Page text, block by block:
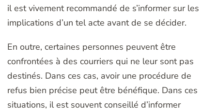
il est vivement recommandé de s’informer sur les
implications d’un tel acte avant de se décider.
En outre, certaines personnes peuvent être
confrontées à des courriers qui ne leur sont pas
destinés. Dans ces cas, avoir une procédure de
refus bien précise peut être bénéfique. Dans ces
situations, il est souvent conseillé d’informer